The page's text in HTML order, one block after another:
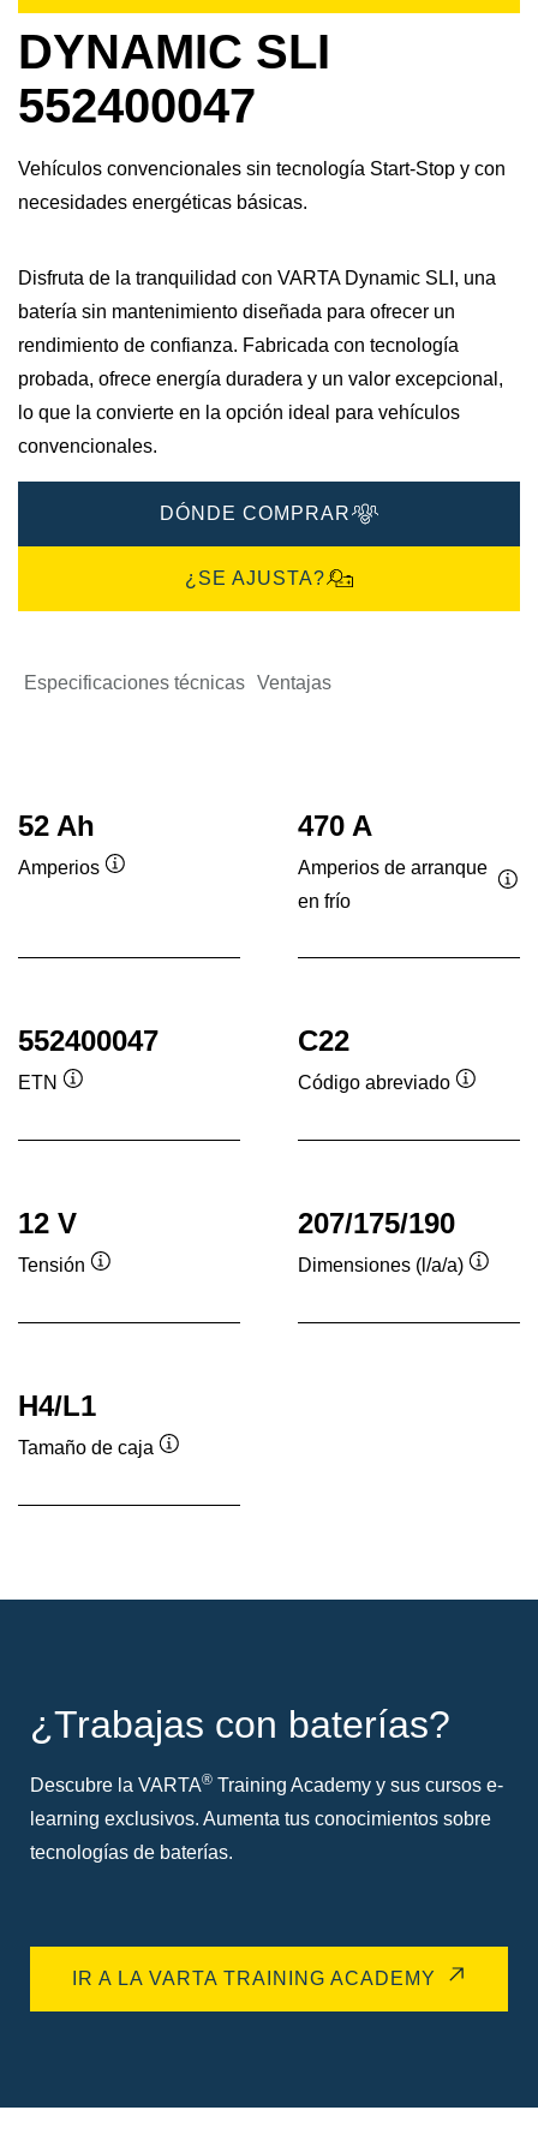
DYNAMIC SLI
552400047
Vehículos convencionales sin tecnología Start-Stop y con
necesidades energéticas básicas.
Disfruta de la tranquilidad con VARTA Dynamic SLI, una
batería sin mantenimiento diseñada para ofrecer un
rendimiento de confianza. Fabricada con tecnología
probada, ofrece energía duradera y un valor excepcional,
lo que la convierte en la opción ideal para vehículos
convencionales.
DÓNDE COMPRAR
¿SE AJUSTA?
Especificaciones técnicas Ventajas
52 Ah
Amperios
470 A
Amperios de arranque
en frío
552400047
ETN
herramientas
C22
Código abreviado
12 V
Tensión
herramientas
207/175/190
Dimensiones (l/a/a)
H4/L1
Tamaño de caja
herramientas
¿Trabajas con baterías?
Descubre la VARTA® Training Academy y sus cursos e-
learning exclusivos. Aumenta tus conocimientos sobre
tecnologías de baterías.
IR A LA VARTA TRAINING ACADEMY